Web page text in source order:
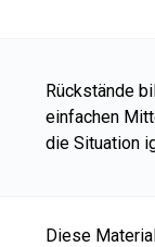
Rückstände
einfachen
die Situation
Diese